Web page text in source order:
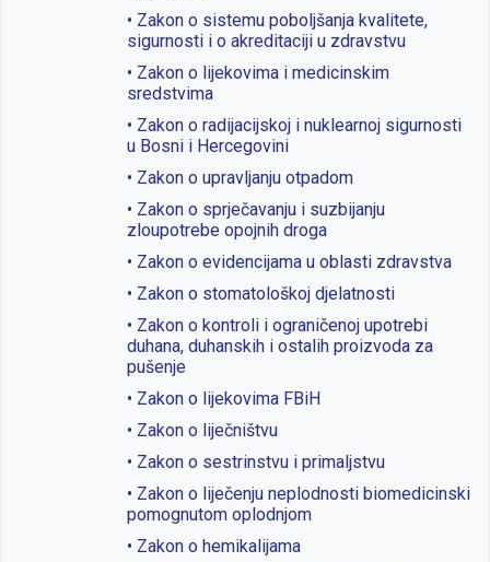
• Zakon o sistemu poboljšanja kvalitete,
sigurnosti i o akreditaciji u zdravstvu
• Zakon o lijekovima i medicinskim
sredstvima
• Zakon o radijacijskoj i nuklearnoj sigurnosti
u Bosni i Hercegovini
• Zakon o upravljanju otpadom
• Zakon o sprječavanju i suzbijanju
zloupotrebe opojnih droga
• Zakon o evidencijama u oblasti zdravstva
• Zakon o stomatološkoj djelatnosti
• Zakon o kontroli i ograničenoj upotrebi
duhana, duhanskih i ostalih proizvoda za
pušenje
• Zakon o lijekovima FBiH
• Zakon o liječništvu
• Zakon o sestrinstvu i primaljstvu
• Zakon o liječenju neplodnosti biomedicinski
pomognutom oplodnjom
• Zakon o hemikalijama